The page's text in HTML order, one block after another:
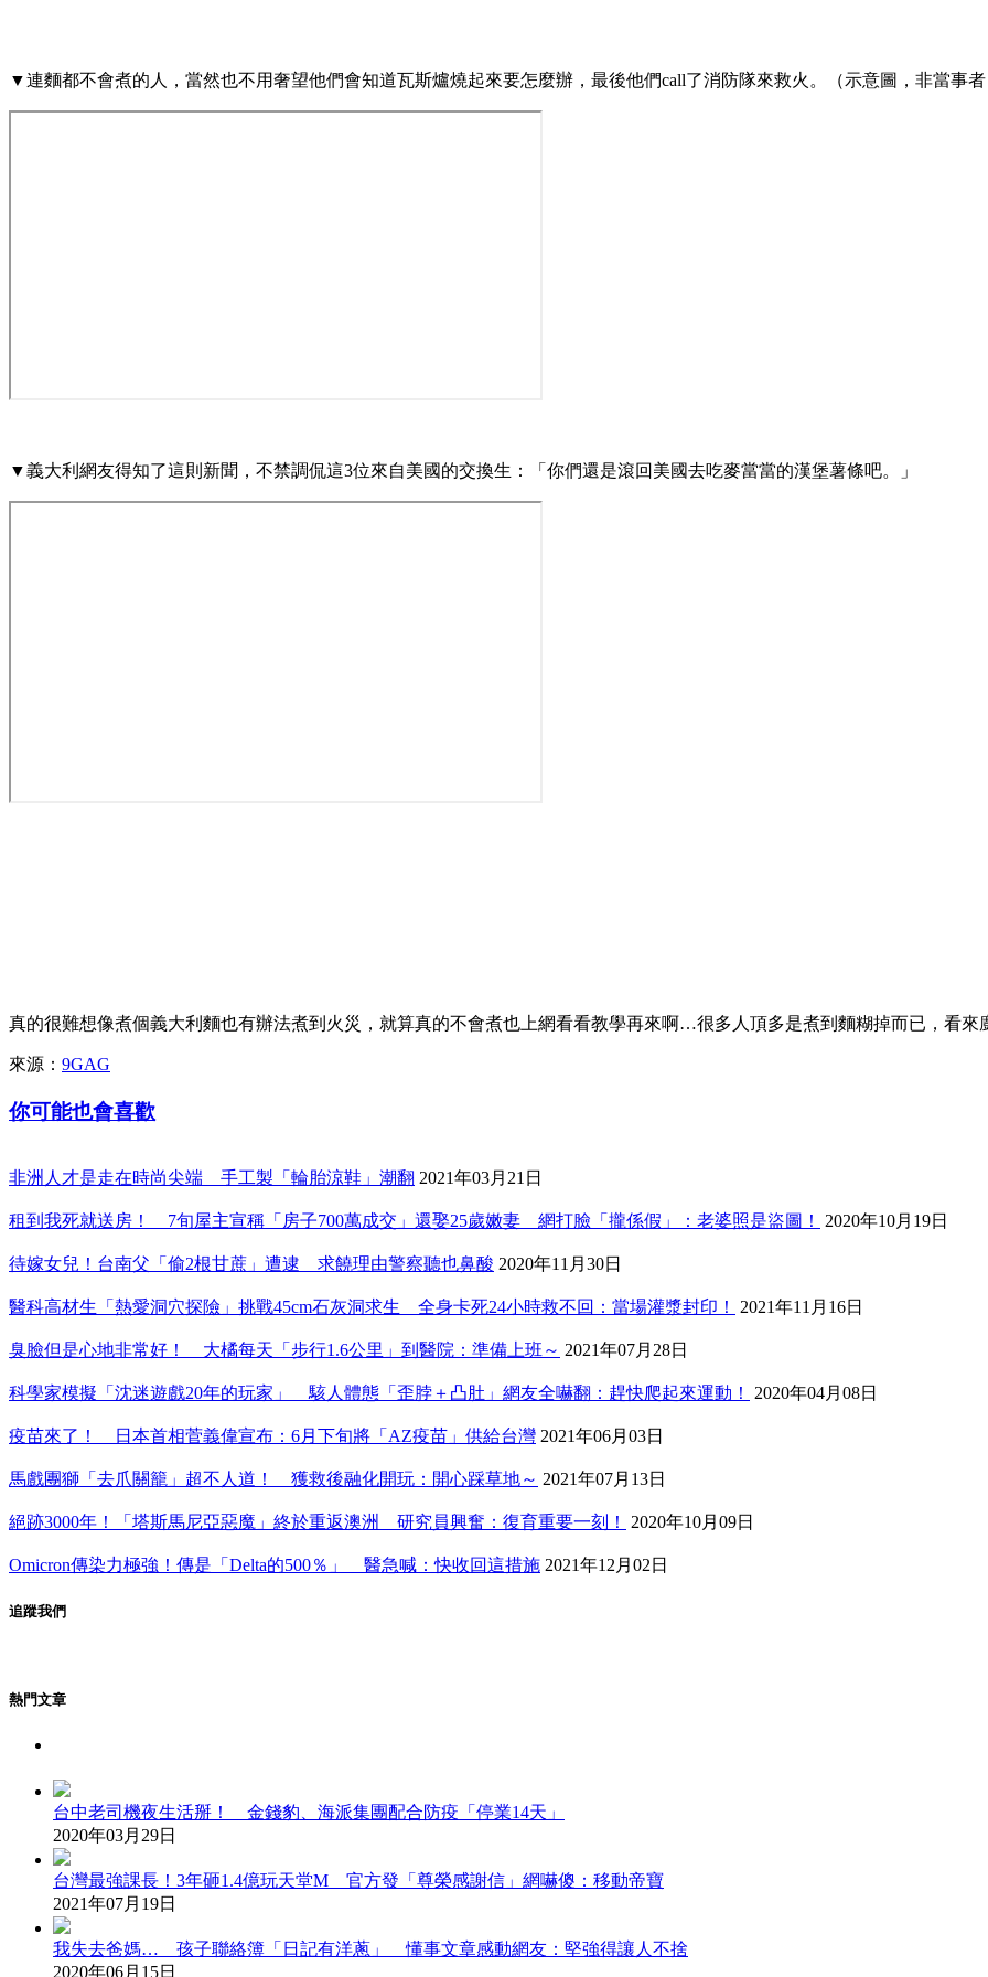
▼連麵都不會煮的人，當然也不用奢望他們會知道瓦斯爐燒起來要怎麼辦，最後他們call了消防隊來救火。（示意圖，非當事
▼義大利網友得知了這則新聞，不禁調侃這3位來自美國的交換生：「你們還是滾回美國去吃麥當當的漢堡薯條吧。」
真的很難想像煮個義大利麵也有辦法煮到火災，就算真的不會煮也上網看看教學再來啊…很多人頂多是煮到麵糊掉而已，看來
來源： 9GAG
你可能也會喜歡
非洲人才是走在時尚尖端 手工製「輪胎涼鞋」潮翻 2021年03月21日
租到我死就送房！ 7旬屋主宣稱「房子700萬成交」還娶25歲嫩妻 網打臉「攏係假」：老婆照是盜圖！ 2020年10月19日
待嫁女兒！台南父「偷2根甘蔗」遭逮 求饒理由警察聽也鼻酸 2020年11月30日
醫科高材生「熱愛洞穴探險」挑戰45cm石灰洞求生 全身卡死24小時救不回：當場灌漿封印！ 2021年11月16日
臭臉但是心地非常好！ 大橘每天「步行1.6公里」到醫院：準備上班～ 2021年07月28日
科學家模擬「沈迷遊戲20年的玩家」 駭人體態「歪脖＋凸肚」網友全嚇翻：趕快爬起來運動！ 2020年04月08日
疫苗來了！ 日本首相菅義偉宣布：6月下旬將「AZ疫苗」供給台灣 2021年06月03日
馬戲團獅「去爪關籠」超不人道！ 獲救後融化開玩：開心踩草地～ 2021年07月13日
絕跡3000年！「塔斯馬尼亞惡魔」終於重返澳洲 研究員興奮：復育重要一刻！ 2020年10月09日
Omicron傳染力極強！傳是「Delta的500％」 醫急喊：快收回這措施 2021年12月02日
追蹤我們
熱門文章
台中老司機夜生活掰！ 金錢豹、海派集團配合防疫「停業14天」
2020年03月29日
台灣最強課長！3年砸1.4億玩天堂M 官方發「尊榮感謝信」網嚇傻：移動帝寶
2021年07月19日
我失去爸媽… 孩子聯絡簿「日記有洋蔥」 懂事文章感動網友：堅強得讓人不捨
2020年06月15日